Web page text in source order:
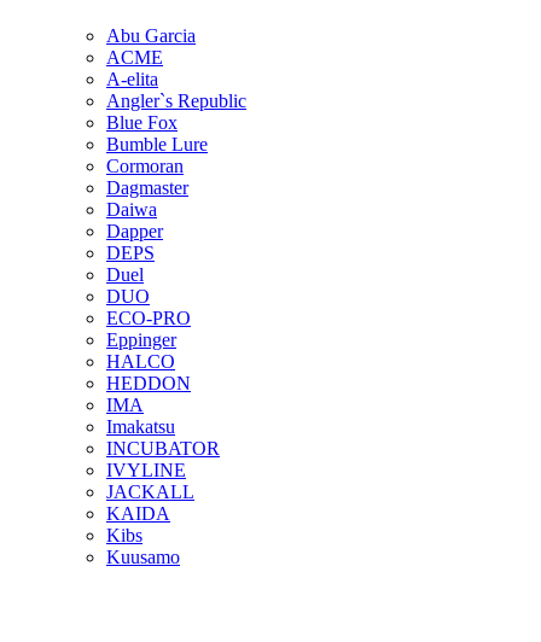
Abu Garcia
ACME
A-elita
Angler`s Republic
Blue Fox
Bumble Lure
Cormoran
Dagmaster
Daiwa
Dapper
DEPS
Duel
DUO
ECO-PRO
Eppinger
HALCO
HEDDON
IMA
Imakatsu
INCUBATOR
IVYLINE
JACKALL
KAIDA
Kibs
Kuusamo